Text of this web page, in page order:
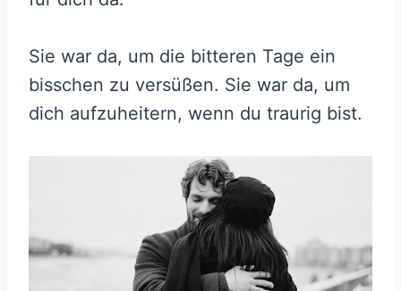
Sie war da, um die bitteren Tage ein
bisschen zu versüßen. Sie war da, um
dich aufzuheitern, wenn du traurig bist.